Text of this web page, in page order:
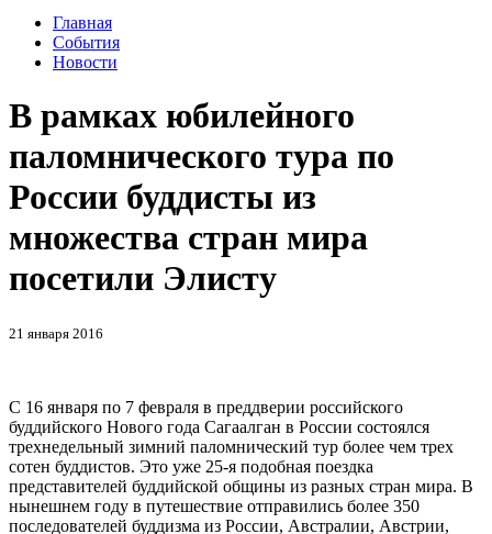
Главная
События
Новости
В рамках юбилейного
паломнического тура по
России буддисты из
множества стран мира
посетили Элисту
21 января 2016
С 16 января по 7 февраля в преддверии российского
буддийского Нового года Сагаалган в России состоялся
трехнедельный зимний паломнический тур более чем трех
сотен буддистов. Это уже 25-я подобная поездка
представителей буддийской общины из разных стран мира. В
нынешнем году в путешествие отправились более 350
последователей буддизма из России, Австралии, Австрии,